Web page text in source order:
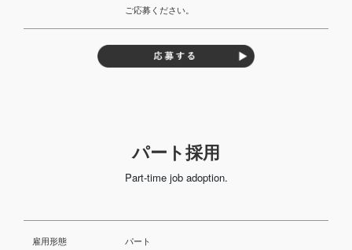
ご応募ください。
パート採用
Part-time job adoption.
雇用形態 パート